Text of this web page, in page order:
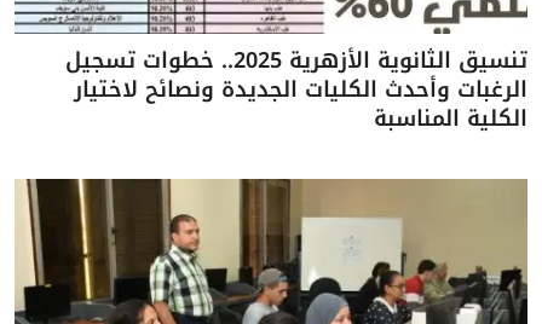
تنسيق الثانوية الأزهرية 2025.. خطوات تسجيل
الرغبات وأحدث الكليات الجديدة ونصائح لاختيار
الكلية المناسبة